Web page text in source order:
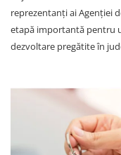
reprezentanți ai Agenției
etapă importantă pentru
dezvoltare pregătite în